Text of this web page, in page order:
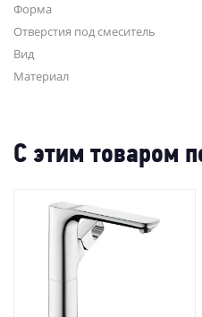
Форма
Отверстия под смеситель
Вид
Материал
С этим товаром